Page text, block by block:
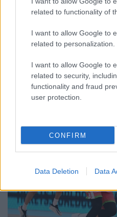
related to functionality of
I want to allow Google to
related to personalization.
I want to allow Google to
related to security,
functionality and fraud
user protection.
CONFIRM
Data Deletion Data
EXTRA: A
A „Zenélő piac” című
rendhagyó helyszínen
zenével.